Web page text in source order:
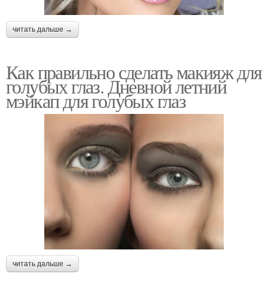
читать дальше →
Как правильно сделать макияж для
голубых глаз. Дневной летний
мэйкап для голубых глаз
читать дальше →